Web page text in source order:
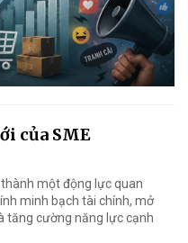
của SME
một động lực quan
minh bạch tài chính, mở
tăng cường năng lực cạnh